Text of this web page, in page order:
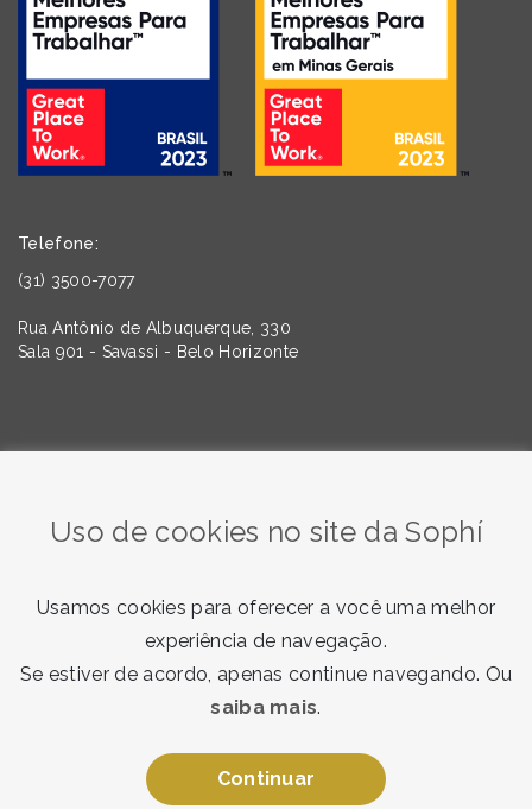
Telefone:
(31) 3500-7077
Rua Antônio de Albuquerque, 330
Sala 901 - Savassi - Belo Horizonte
Quero receber
Ao enviar, você concorda com nossotermo de consentimento
Uso de cookies no site da Sophí
Usamos cookies para oferecer a você uma melhor
experiência de navegação.
Se estiver de acordo, apenas continue navegando. Ou
saiba mais.
Continuar